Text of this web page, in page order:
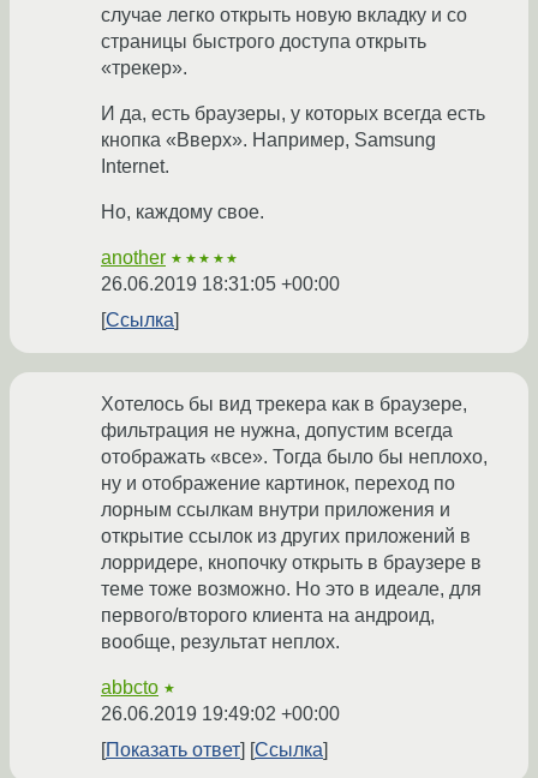
случае легко открыть новую вкладку и со
страницы быстрого доступа открыть
«трекер».
И да, есть браузеры, у которых всегда есть
кнопка «Вверх». Например, Samsung
Internet.
Но, каждому свое.
another ★★★★★
26.06.2019 18:31:05 +00:00
Ссылка
Хотелось бы вид трекера как в браузере,
фильтрация не нужна, допустим всегда
отображать «все». Тогда было бы неплохо,
ну и отображение картинок, переход по
лорным ссылкам внутри приложения и
открытие ссылок из других приложений в
лорридере, кнопочку открыть в браузере в
теме тоже возможно. Но это в идеале, для
первого/второго клиента на андроид,
вообще, результат неплох.
abbcto ★
26.06.2019 19:49:02 +00:00
Показать ответ
Ссылка